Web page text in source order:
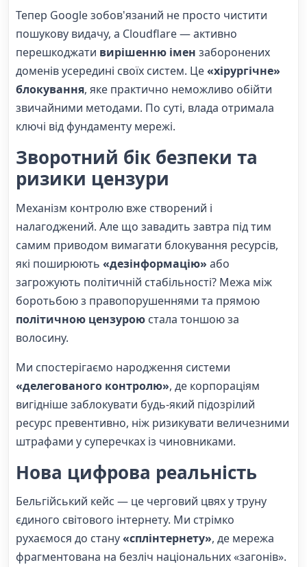
Тепер Google зобов'язаний не просто чистити
пошукову видачу, а Cloudflare — активно
перешкоджати вирішенню імен заборонених
доменів усередині своїх систем. Це«хірургічне»
блокування, яке практично неможливо обійти
звичайними методами. По суті, влада отримала
ключі від фундаменту мережі.
Зворотний бік безпеки та
ризики цензури
Механізм контролю вже створений і
налагоджений. Але що завадить завтра під тим
самим приводом вимагати блокування ресурсів,
які поширюють «дезінформацію» або
загрожують політичній стабільності? Межа між
боротьбою з правопорушеннями та прямою
політичною цензурою стала тоншою за
волосину.
Ми спостерігаємо народження системи
«делегованого контролю», де корпораціям
вигідніше заблокувати будь-який підозрілий
ресурс превентивно, ніж ризикувати величезними
штрафами у суперечках із чиновниками.
Нова цифрова реальність
Бельгійський кейс — це черговий цвях у труну
єдиного світового інтернету. Ми стрімко
рухаємося до стану«сплінтернету», де мережа
фрагментована на безліч національних «загонів».